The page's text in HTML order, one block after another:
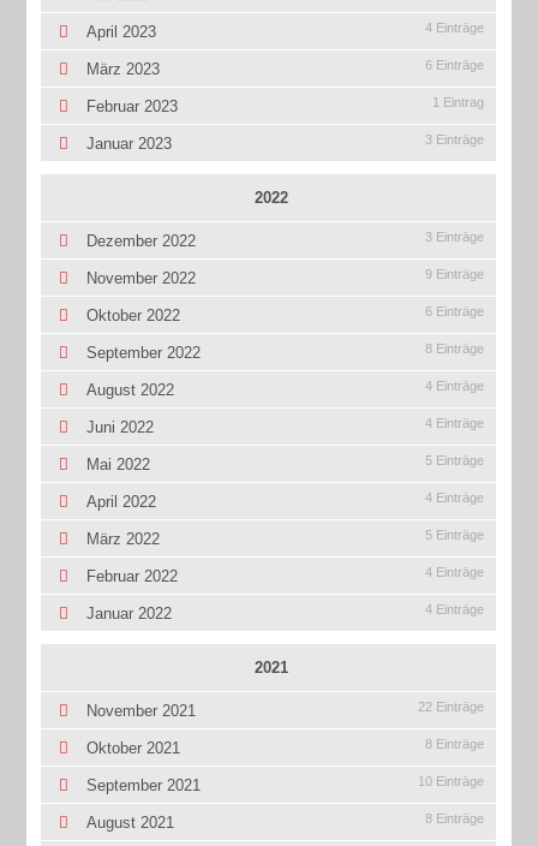
April 2023 4 Einträge
März 2023 6 Einträge
Februar 2023 1 Eintrag
Januar 2023 3 Einträge
2022
Dezember 2022 3 Einträge
November 2022 9 Einträge
Oktober 2022 6 Einträge
September 2022 8 Einträge
August 2022 4 Einträge
Juni 2022 4 Einträge
Mai 2022 5 Einträge
April 2022 4 Einträge
März 2022 5 Einträge
Februar 2022 4 Einträge
Januar 2022 4 Einträge
2021
November 2021 22 Einträge
Oktober 2021 8 Einträge
September 2021 10 Einträge
August 2021 8 Einträge